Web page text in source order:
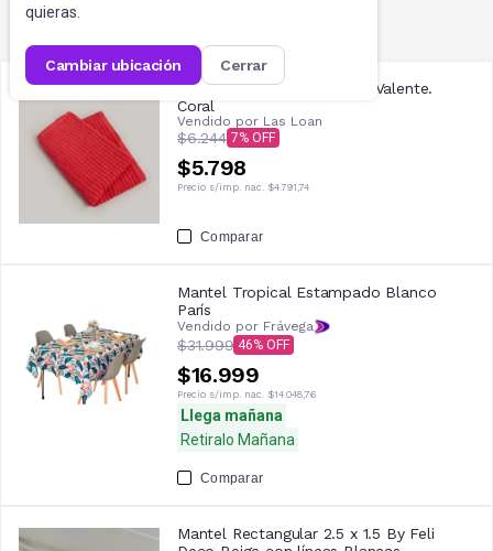
quieras.
cambiar ubicación cerrar
Repasador Gigante Franco Valente.
Coral
Vendido por Las Loan
$6.244 7
$5.798
Precio s/imp. nac. $4.791,74
Comparar
Mantel Tropical Estampado Blanco
París
Vendido por Frávega
$31.999 46
$16.999
Precio s/imp. nac. $14.048,76
Llega mañana
Retiralo Mañana
Comparar
Mantel Rectangular 2.5 x 1.5 By Feli